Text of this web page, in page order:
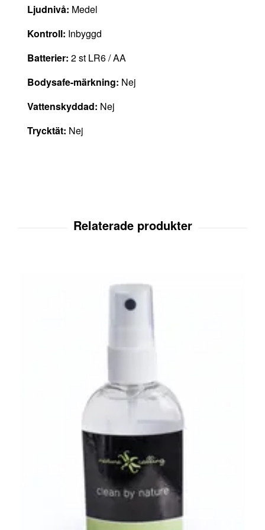
Ljudnivå: Medel
Kontroll: Inbyggd
Batterier: 2 st LR6 / AA
Bodysafe-märkning: Nej
Vattenskyddad: Nej
Trycktät: Nej